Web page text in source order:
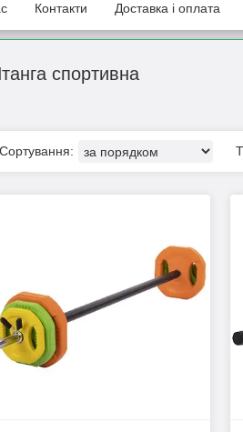
Контакти Доставка і оплата
спортивна